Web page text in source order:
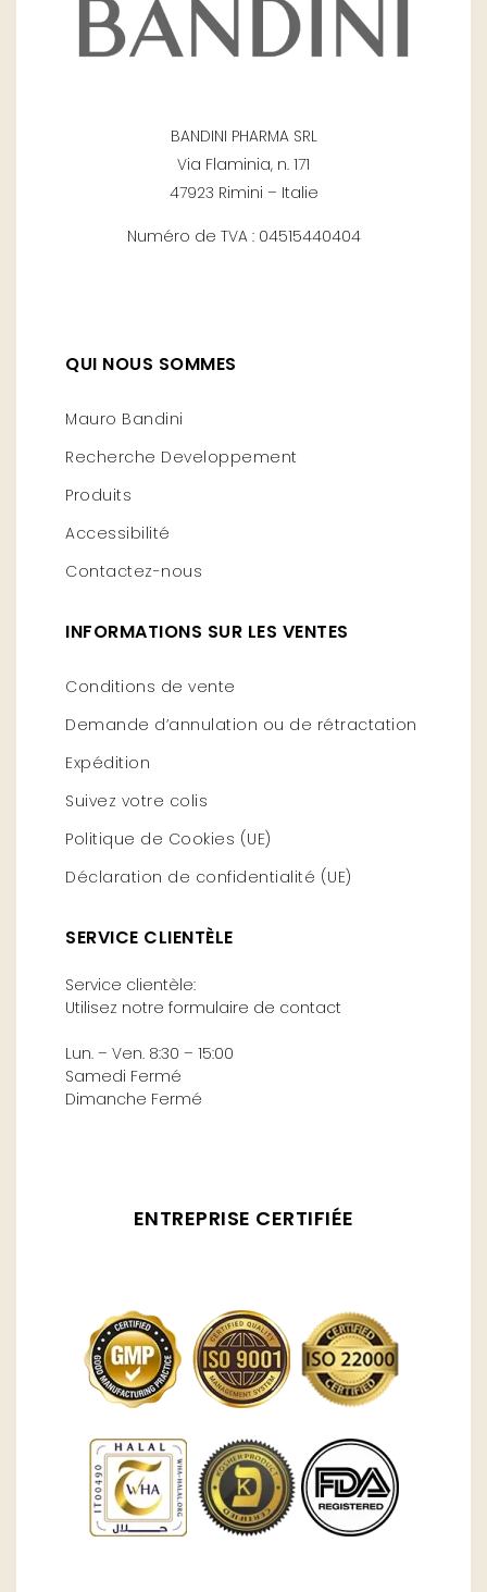
BANDINI PHARMA SRL
Via Flaminia, n. 171
47923 Rimini – Italie
Numéro de TVA : 04515440404
QUI NOUS SOMMES
Mauro Bandini
Recherche Developpement
Produits
Accessibilité
Contactez-nous
INFORMATIONS SUR LES VENTES
Conditions de vente
Demande d’annulation ou de rétractation
Expédition
Suivez votre colis
Politique de Cookies (UE)
Déclaration de confidentialité (UE)
SERVICE CLIENTÈLE
Service clientèle:
Utilisez notre formulaire de contact
Lun. – Ven. 8:30 – 15:00
Samedi Fermé
Dimanche Fermé
ENTREPRISE CERTIFIÉE